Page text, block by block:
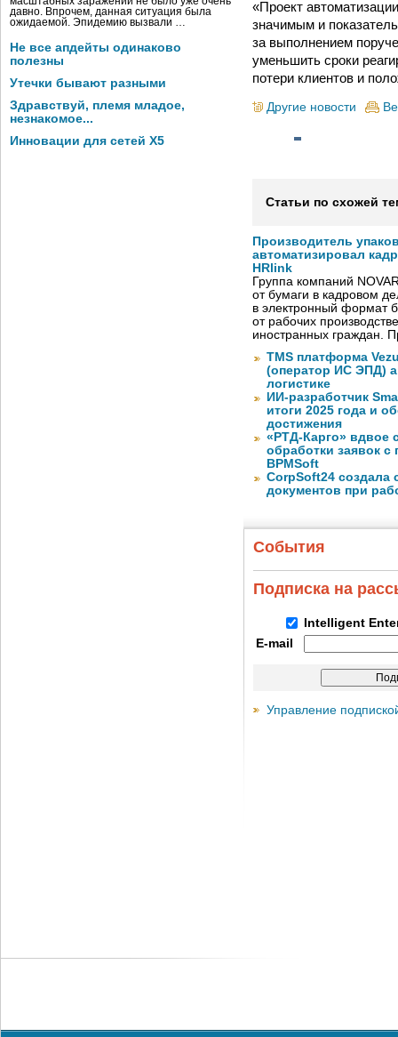
давно. Впрочем, данная ситуация была
ожидаемой. Эпидемию вызвали …
Не все апдейты одинаково
полезны
Утечки бывают разными
Здравствуй, племя младое,
незнакомое...
Инновации для сетей X5
«Проект
значимым и
за выполнением
уменьшить сроки
потери клиентов и
Другие новости
Статьи по схожей
Производитель
автоматизировал
HRlink
Группа компаний
от бумаги в кадровом
в электронный формат
от рабочих
иностранных граждан.
TMS платформа
(оператор ИС ЭПД)
логистике
ИИ-разработчик
итоги 2025 года и
достижения
«РТД-Карго» вдвое
обработки заявок
BPMSoft
CorpSoft24 создала
документов при
События
Подписка на
Intelligent
E-mail
Управление